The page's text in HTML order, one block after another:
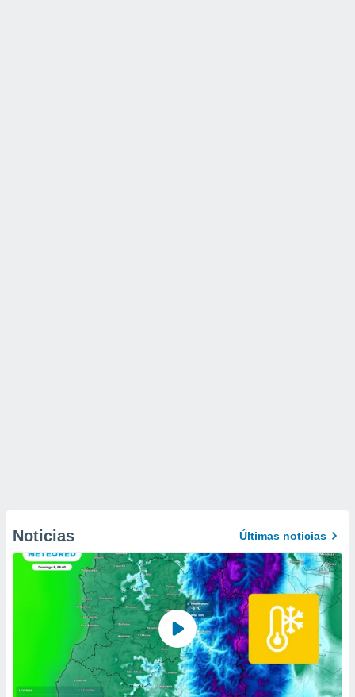
Noticias Últimas noticias